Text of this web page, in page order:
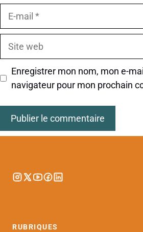
Site
Enregistrer mon nom, mon e-
navigateur pour mon prochain
RUBRIQUES